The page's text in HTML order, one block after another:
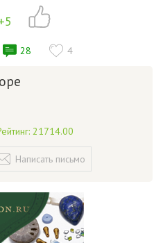
28 4
21714.00
Написать письмо